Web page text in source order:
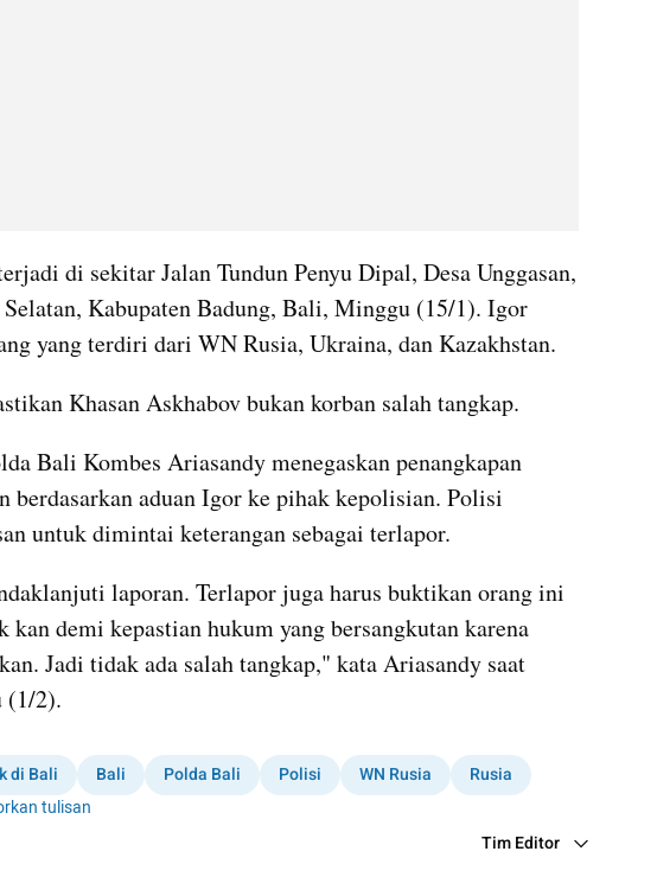
di sekitar Jalan Tundun Penyu Dipal, Desa Unggasan,
Kabupaten Badung, Bali, Minggu (15/1). Igor
yang terdiri dari WN Rusia, Ukraina, dan Kazakhstan.
Khasan Askhabov bukan korban salah tangkap.
Bali Kombes Ariasandy menegaskan penangkapan
berdasarkan aduan Igor ke pihak kepolisian. Polisi
untuk dimintai keterangan sebagai terlapor.
laporan. Terlapor juga harus buktikan orang ini
demi kepastian hukum yang bersangkutan karena
Jadi tidak ada salah tangkap," kata Ariasandy saat
(1/2).
di Bali Bali Polda Bali Polisi WN Rusia
Rusia
tulisan
Tim Editor